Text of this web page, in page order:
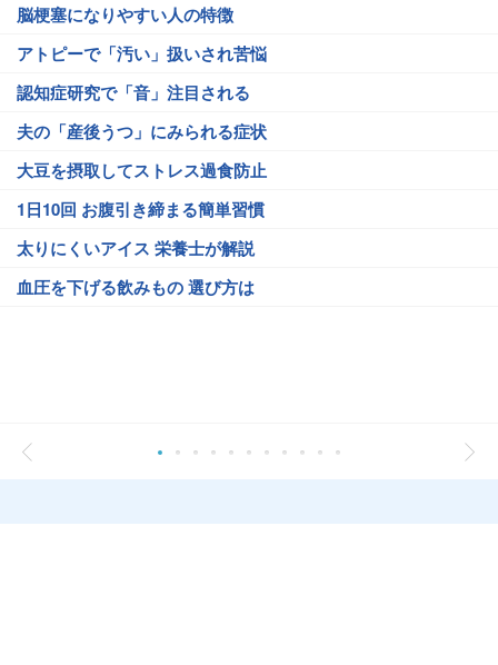
脳梗塞になりやすい人の特徴
アトピーで「汚い」扱いされ苦悩
認知症研究で「音」注目される
夫の「産後うつ」にみられる症状
大豆を摂取してストレス過食防止
1日10回 お腹引き締まる簡単習慣
太りにくいアイス 栄養士が解説
血圧を下げる飲みもの 選び方は